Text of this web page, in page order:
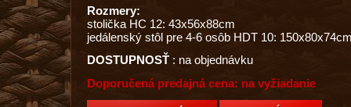
Rozmery:
stolička HC 12: 43x56x88cm
jedálenský stôl pre 4-6 osôb HDT 10:
DOSTUPNOSŤ : na objednávku
Doporučená predajná cena: na vyžiadanie